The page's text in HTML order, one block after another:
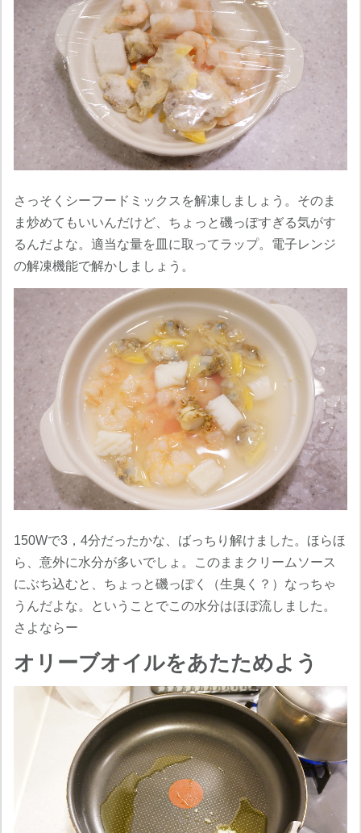
さっそくシーフードミックスを解凍しましょう。そのま
ま炒めてもいいんだけど、ちょっと磯っぽすぎる気がす
るんだよな。適当な量を皿に取ってラップ。電子レンジ
の解凍機能で解かしましょう。
150Wで3，4分だったかな、ばっちり解けました。ほらほ
ら、意外に水分が多いでしょ。このままクリームソース
にぶち込むと、ちょっと磯っぽく（生臭く？）なっちゃ
うんだよな。ということでこの水分はほぼ流しました。
さよならー
オリーブオイルをあたためよう